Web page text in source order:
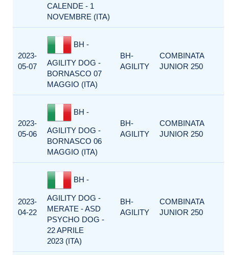
CALENDE - 1
NOVEMBRE (ITA)
2023-
05-07
BH -
AGILITY DOG -
BORNASCO 07
MAGGIO (ITA)
BH-
AGILITY
COMBINATA
JUNIOR 250
2023-
05-06
BH -
AGILITY DOG -
BORNASCO 06
MAGGIO (ITA)
BH-
AGILITY
COMBINATA
JUNIOR 250
2023-
04-22
BH -
AGILITY DOG -
MERATE - ASD
PSYCHO DOG -
22 APRILE
2023 (ITA)
BH-
AGILITY
COMBINATA
JUNIOR 250